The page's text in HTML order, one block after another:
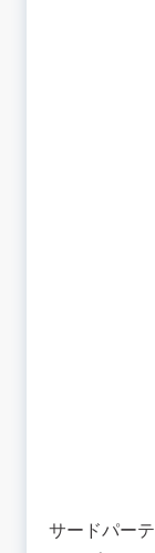
サードパー